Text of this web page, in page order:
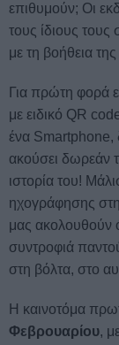
επιθυμούν; Οι
τους ίδιους τους
με τη βοήθεια
Για πρώτη φορά
με ειδικό QR
ένα Smartphone,
ακούσει δωρεάν
ιστορία του!
ηχογράφησης
μας ακολουθούν
συντροφιά
στη βόλτα, στο
Η καινοτόμα
Φεβρουαρίου,